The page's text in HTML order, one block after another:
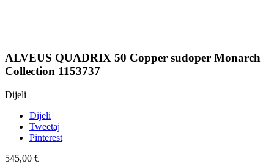
ALVEUS QUADRIX 50 Copper sudoper Monarch
Collection 1153737
Dijeli
Dijeli
Tweetaj
Pinterest
545,00 €